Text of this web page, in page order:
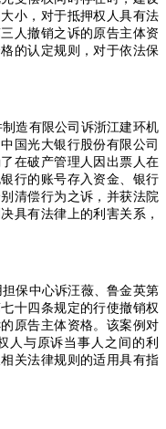
小，对于抵押权人具有法
人撤销之诉的原告主体资
的认定规则，对于依法保
造有限公司诉浙江建环机
国光大银行股份有限公司
在破产管理人因出票人在
行的账号存入资金、银行
清偿行为之诉，并获法院
具有法律上的利害关系，
保中心诉汪薇、鲁金英第
十四条规定的行使撤销权
原告主体资格。该案例对
人与原诉当事人之间的利
关法律规则的适用具有指